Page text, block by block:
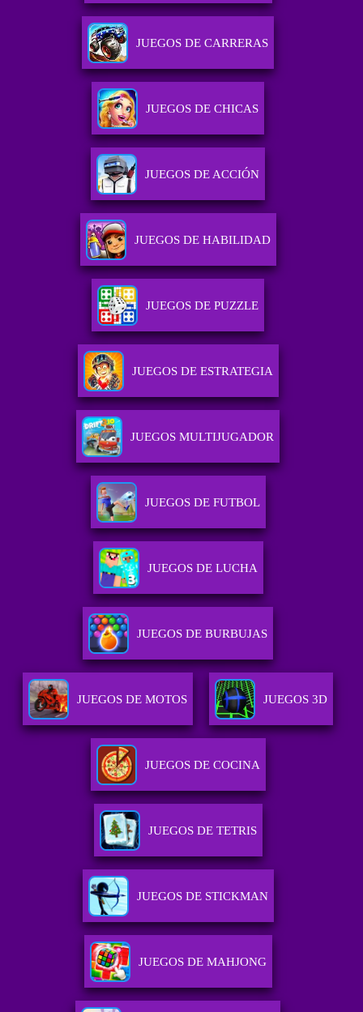
JUEGOS DE CARRERAS
JUEGOS DE CHICAS
JUEGOS DE ACCIÓN
JUEGOS DE HABILIDAD
JUEGOS DE PUZZLE
JUEGOS DE ESTRATEGIA
JUEGOS MULTIJUGADOR
JUEGOS DE FUTBOL
JUEGOS DE LUCHA
JUEGOS DE BURBUJAS
JUEGOS DE MOTOS JUEGOS 3D
JUEGOS DE COCINA
JUEGOS DE TETRIS
JUEGOS DE STICKMAN
JUEGOS DE MAHJONG